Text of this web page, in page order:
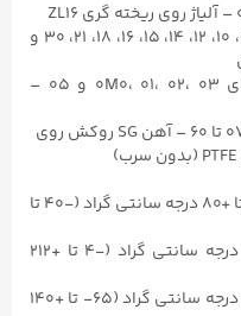
-مدل های ۰۳، ۰۵، ۰۷، ۰۸، ۰۹، ۱۰، ۱۲، ۱۴، ۱۵، ۱۶، ۱۸، ۲۱، ۳۰ و
-پره و شفت خروجی مدل های 0M0، ۰۱، ۰۲، ۰۳ و ۰۵ –
-دمای فرآیندی استاندارد -۴۰ تا +۸۰ درجه سانتی گراد (-۴۰ تا
-گزینه دمای بالا -۲۰ تا +۱۰۰ درجه سانتی گراد (-۴ تا +۲۱۲
-گزینه دمای پایین -۵۴ تا +۶۰ درجه سانتی گراد (۶۵- تا +۱۴۰